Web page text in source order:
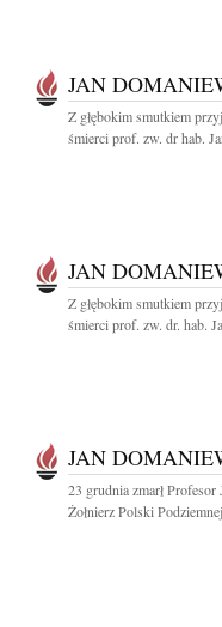
JAN
Z głębokim smutkiem
śmierci prof. zw. dr hab.
JAN
Z głębokim smutkiem
śmierci prof. zw. dr. hab.
JAN
23 grudnia zmarł
Żołnierz Polski